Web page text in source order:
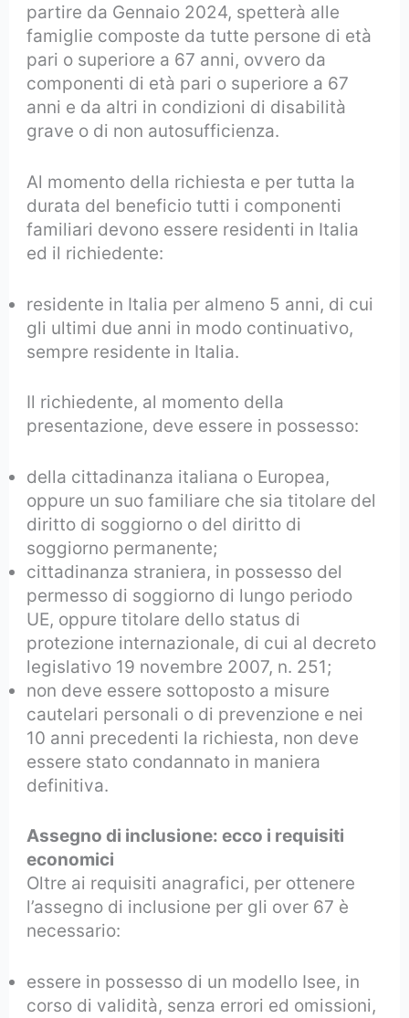
partire da Gennaio 2024, spetterà alle
famiglie composte da tutte persone di età
pari o superiore a 67 anni, ovvero da
componenti di età pari o superiore a 67
anni e da altri in condizioni di disabilità
grave o di non autosufficienza.
Al momento della richiesta e per tutta la
durata del beneficio tutti i componenti
familiari devono essere residenti in Italia
ed il richiedente:
residente in Italia per almeno 5 anni, di cui
gli ultimi due anni in modo continuativo,
sempre residente in Italia.
Il richiedente, al momento della
presentazione, deve essere in possesso:
della cittadinanza italiana o Europea,
oppure un suo familiare che sia titolare del
diritto di soggiorno o del diritto di
soggiorno permanente;
cittadinanza straniera, in possesso del
permesso di soggiorno di lungo periodo
UE, oppure titolare dello status di
protezione internazionale, di cui al decreto
legislativo 19 novembre 2007, n. 251;
non deve essere sottoposto a misure
cautelari personali o di prevenzione e nei
10 anni precedenti la richiesta, non deve
essere stato condannato in maniera
definitiva.
Assegno di inclusione: ecco i requisiti
economici
Oltre ai requisiti anagrafici, per ottenere
l’assegno di inclusione per gli over 67 è
necessario:
essere in possesso di un modello Isee, in
corso di validità, senza errori ed omissioni,